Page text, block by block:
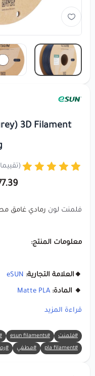
3D Filament
SAR
فلمنت لون رمادي غامق
معلومات المنتج:
🔸العلامة التجارية: eSUN
🔸 المادة: Matte PLA
🔸 اللون: رمادي غامق
🔸 قطر الخيط:1.75 ملم
🔸 نوع البكرة: بكرة كرتون
قراءة المزيد
#فلمنت #esun filaments
pla
#pla filament
#مطفي